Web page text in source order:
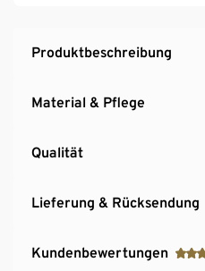
Produktbeschreibung
Material & Pflege
Qualität
Lieferung & Rücksendung
Kundenbewertungen